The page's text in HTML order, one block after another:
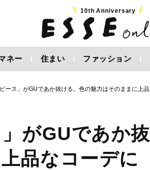
10th Anniversary
ネー 住まい ファッション
ース」がGUであか抜ける。色の魅力はそのままに上
がGUであか
品なコーデに